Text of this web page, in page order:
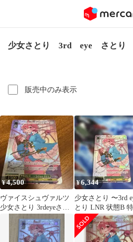
少女さとり 3rd eye さとり
販売中のみ表示
¥4,500
ヴァイスシュヴァルツ
少女さとり 3rdeyeさと
りLNR 東方Project
¥6,344
少女さとり 〜3rd
とり LNR 状態B